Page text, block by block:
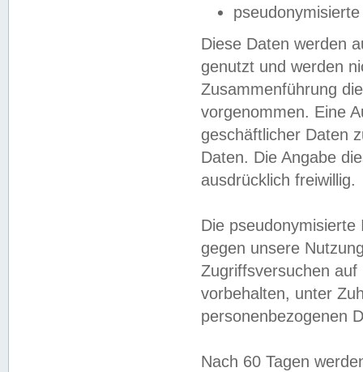
Diese Daten werden
genutzt und werden
Zusammenführung
vorgenommen. Eine
geschäftlicher Daten
Daten. Die Angabe
ausdrücklich freiwillig.
Die
gegen unsere
Zugriffsversuchen
vorbehalten, unter
personenbezogenen
Nach 60 Tagen